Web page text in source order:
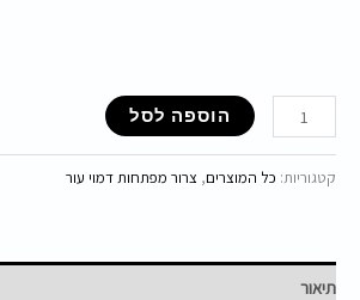
הוספה לסל
קטגוריות: כל המוצרים, צרור מפתחות דמוי עור
תיאור